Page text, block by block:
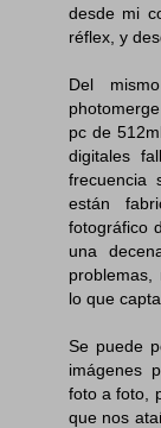
desde mi
réflex, y
Del
pc de
digitales
frecuencia
están
fotográfico
una
lo que
Se puede
imágenes
foto a foto,
que nos